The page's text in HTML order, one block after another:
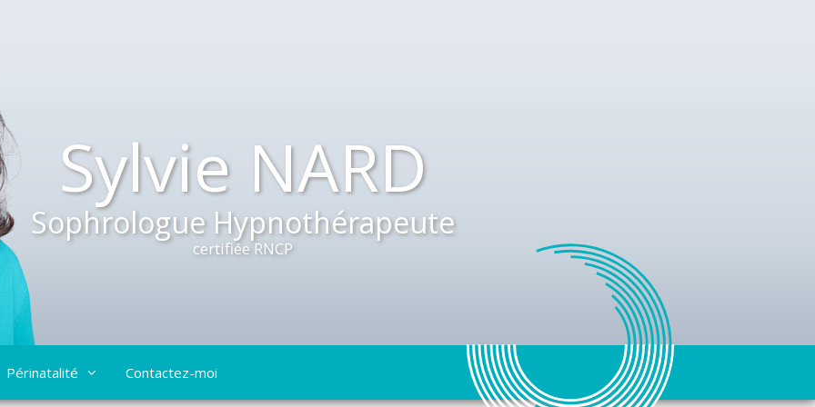
Sylvie NARD
Sophrologue Hypnothérapeute
certifiée RNCP
Périnatalité Contactez-moi